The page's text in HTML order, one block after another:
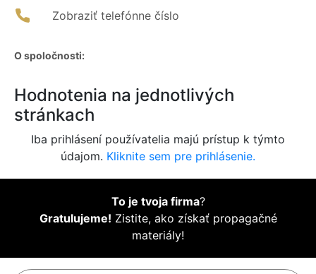
Zobraziť telefónne číslo
O spoločnosti:
Hodnotenia na jednotlivých
stránkach
Iba prihlásení používatelia majú prístup k týmto
údajom. Kliknite sem pre prihlásenie.
To je tvoja firma?
Gratulujeme! Zistite, ako získať propagačné
materiály!